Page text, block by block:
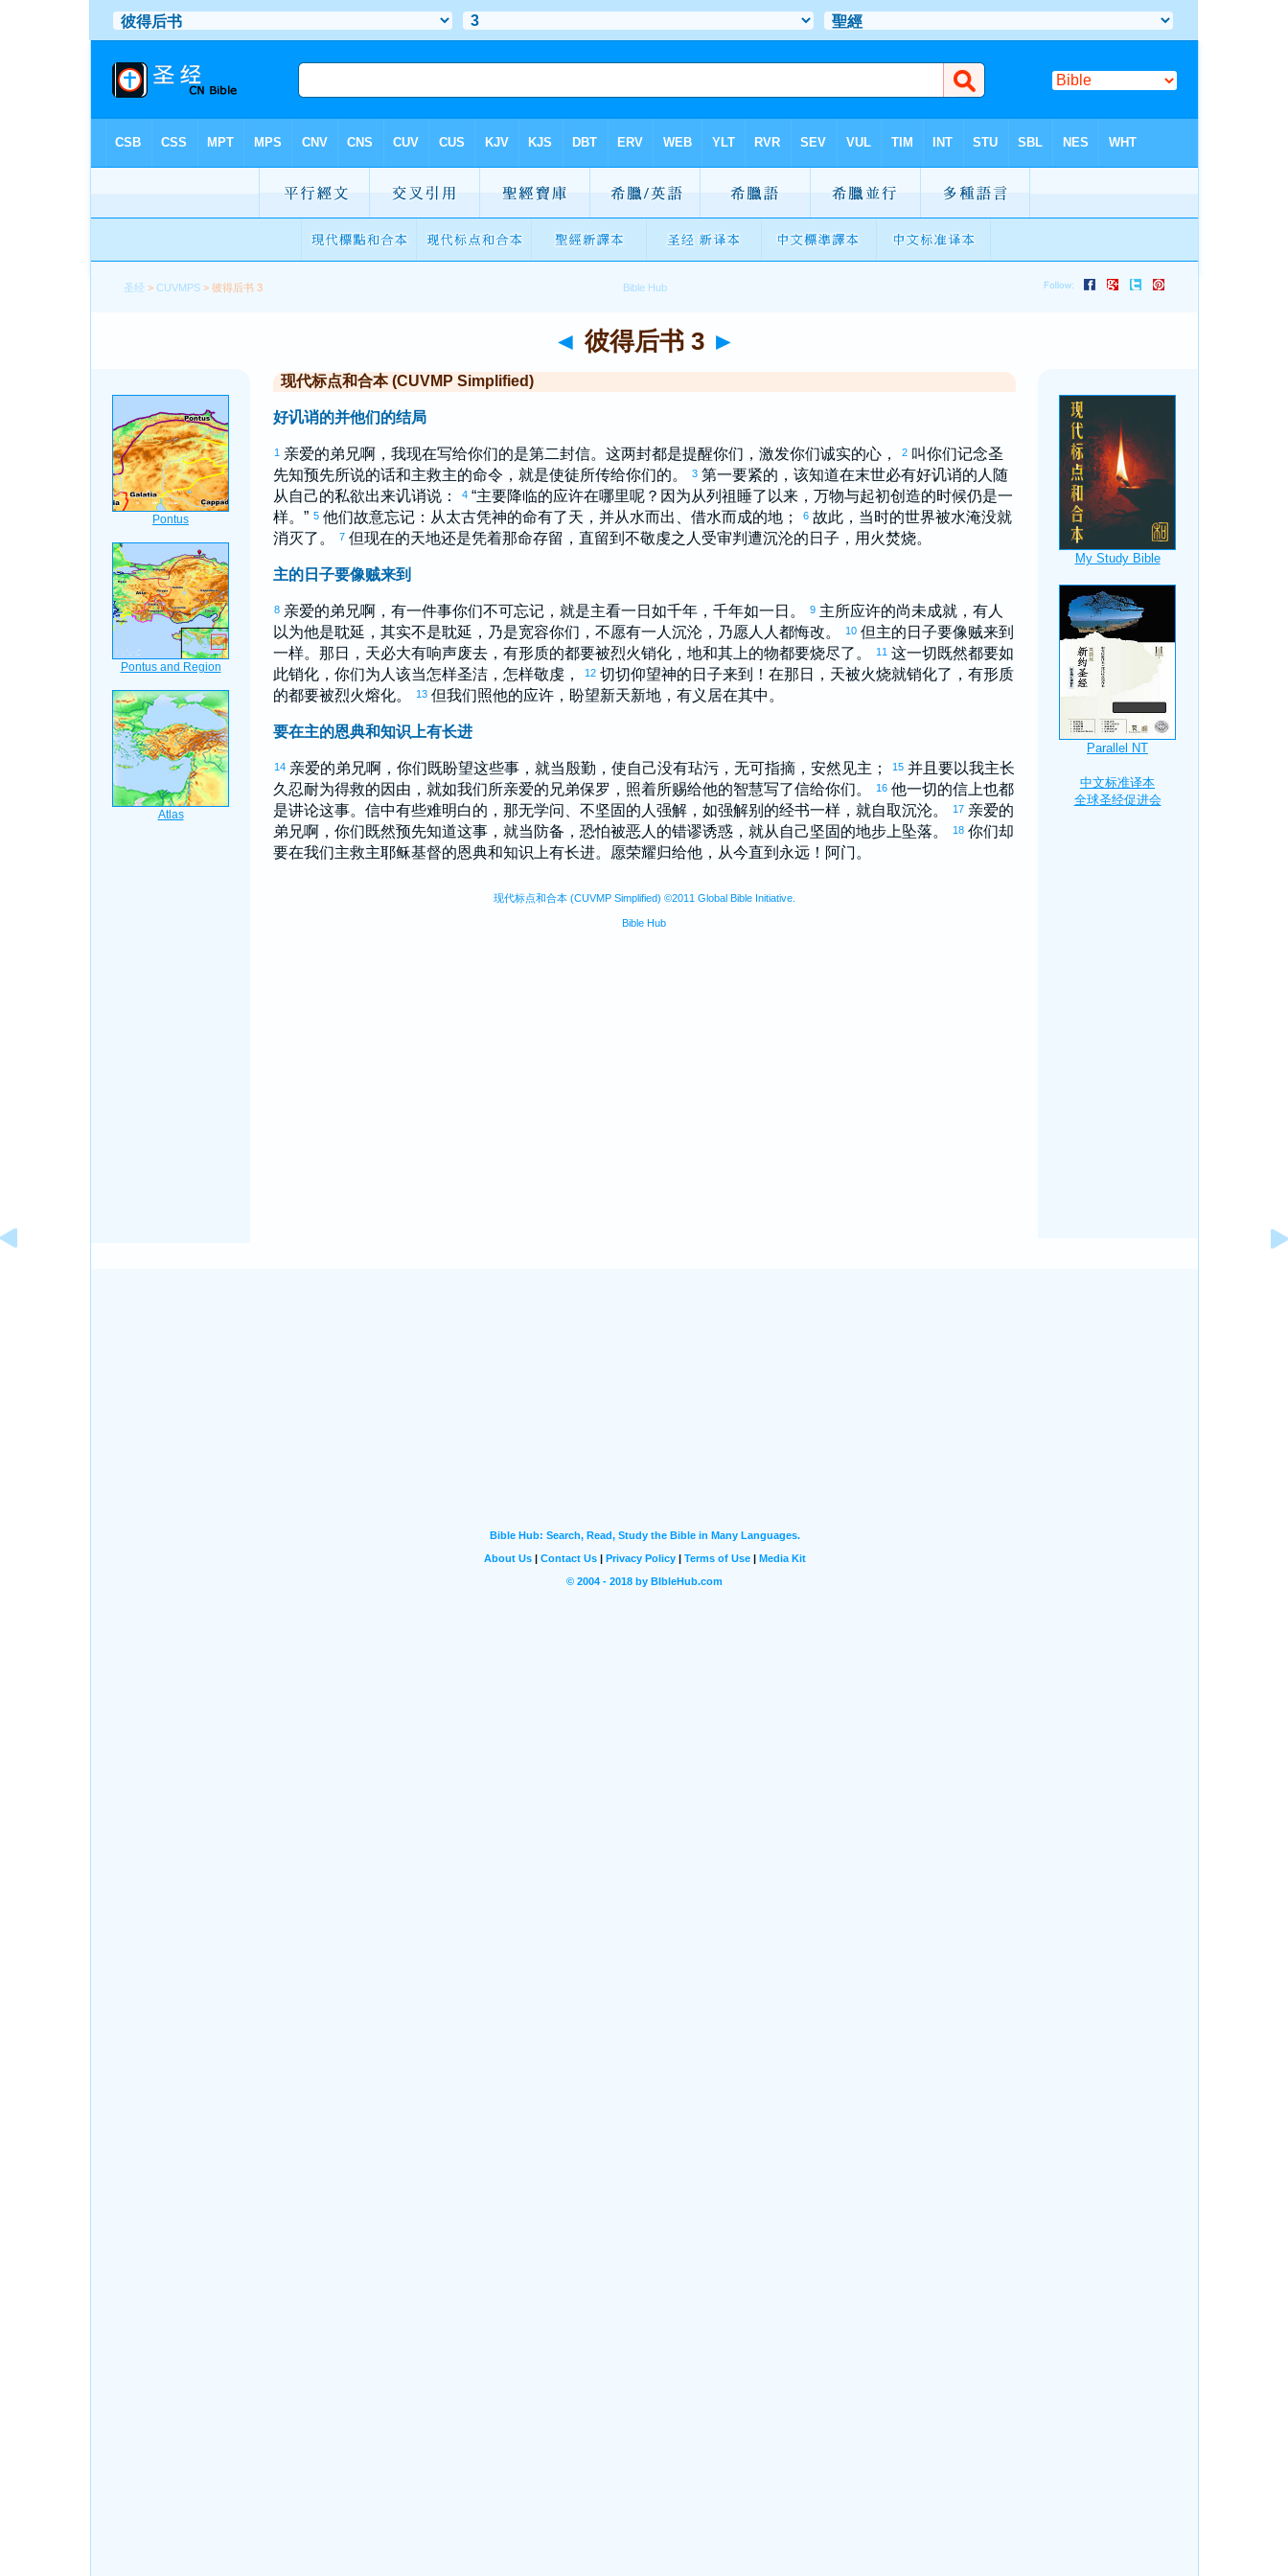
圣经 >CUVMPS > 彼得后书 3
◄ 彼得后书 3 ►
现代标点和合本 (CUVMP Simplified)
好讥诮的并他们的结局
1 亲爱的弟兄啊，我现在写给你们的是第二封信。这两封都是提醒你们，激发你们诚实的心， 2 叫你们记念圣
先知预先所说的话和主救主的命令，就是使徒所传给你们的。
3 第一要紧的，该知道在末世必有好讥诮的人随
从自己的私欲出来讥诮说：
4 “主要降临的应许在哪里呢？因为从列祖睡了以来，万物与起初创造的时候仍是一
样。” 5 他们故意忘记：从太古凭神的命有了天，并从水而出、借水而成的地； 6 故此，当时的世界被水淹没就
消灭了。
7 但现在的天地还是凭着那命存留，直留到不敬虔之人受审判遭沉沦的日子，用火焚烧。
主的日子要像贼来到
8 亲爱的弟兄啊，有一件事你们不可忘记，就是主看一日如千年，千年如一日。 9 主所应许的尚未成就，有人
以为他是耽延，其实不是耽延，乃是宽容你们，不愿有一人沉沦，乃愿人人都悔改。
10 但主的日子要像贼来到
一样。那日，天必大有响声废去，有形质的都要被烈火销化，地和其上的物都要烧尽了。
11 这一切既然都要如
此销化，你们为人该当怎样圣洁，怎样敬虔，
12 切切仰望神的日子来到！在那日，天被火烧就销化了，有形质
的都要被烈火熔化。
13 但我们照他的应许，盼望新天新地，有义居在其中。
要在主的恩典和知识上有长进
14 亲爱的弟兄啊，你们既盼望这些事，就当殷勤，使自己没有玷污，无可指摘，安然见主； 15 并且要以我主长
久忍耐为得救的因由，就如我们所亲爱的兄弟保罗 ，照着所赐给他的智慧写了信给你们。 16 他一切的信上也都
是讲论这事。信中有些难明白的，那无学问、不坚固的人强解，如强解别的经书一样，就自取沉沦。
17 亲爱的
弟兄啊，你们既然预先知道这事，就当防备，恐怕被恶人的错谬诱惑，就从自己坚固的地步上坠落。
18 你们却
要在我们主救主耶稣基督的恩典和知识上有长进。愿荣耀归给他，从今直到永远！阿门。
现代标点和合本 (CUVMP Simplified) ©2011 Global Bible Initiative.
Bible Hub